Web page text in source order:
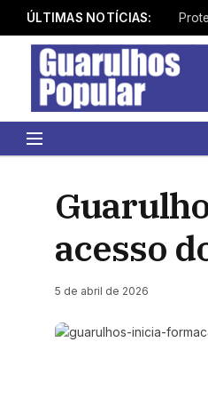
ÚLTIMAS NOTÍCIAS:
acesso
5 de abril de 2026